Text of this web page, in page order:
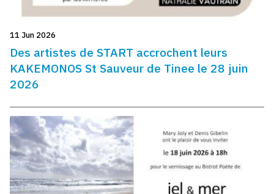
11 Jun 2026
Des artistes de START accrochent leurs
KAKEMONOS St Sauveur de Tinee le 28 juin
2026